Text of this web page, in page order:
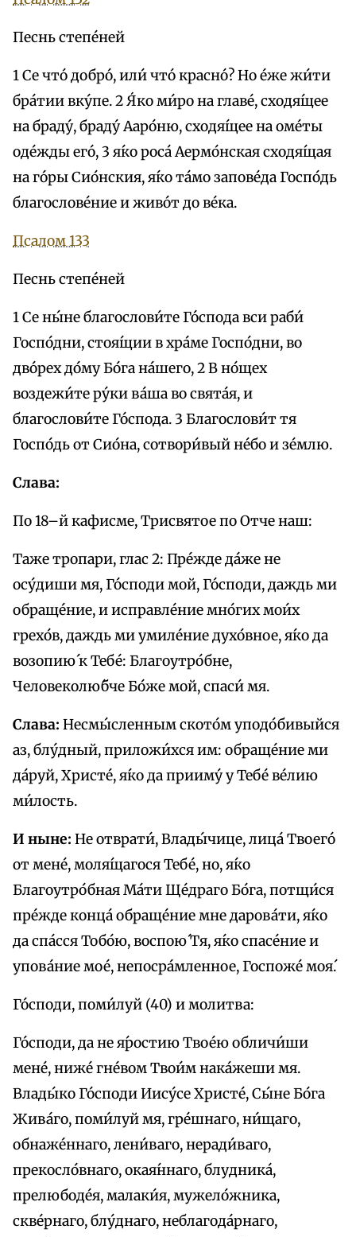
Песнь степе́ней
1 Се что́ добро́, или́ что́ красно́? Но е́же жи́ти
бра́тии вку́пе. 2 Я́ко ми́ро на главе́, сходя́щее
на браду́, браду́ Ааро́ню, сходя́щее на оме́ты
оде́жды eго́, 3 я́ко роса́ Аермо́нская сходя́щая
на го́ры Сио́нския, я́ко та́мо запове́да Госпо́дь
благослове́ние и живо́т до ве́ка.
Псалом 133
Песнь степе́ней
1 Се ны́не благослови́те Го́спода вси раби́
Госпо́дни, стоя́щии в хра́ме Госпо́дни, во
дво́рех до́му Бо́га на́шего, 2 В но́щех
воздежи́те ру́ки ва́ша во свята́я, и
благослови́те Го́спода. 3 Благослови́т тя
Госпо́дь от Сио́на, сотвори́вый не́бо и зе́млю.
Слава:
По 18–й кафисме, Трисвятое по Отче наш:
Таже тропари, глас 2: Пре́жде да́же не
осу́диши мя, Го́споди мой, Го́споди, даждь ми
обраще́ние, и исправле́ние мно́гих мои́х
грехо́в, даждь ми умиле́ние духо́вное, я́ко да
возопию́ к Тебе́: Благоутро́бне,
Человеколю́бче Бо́же мой, спаси́ мя.
Слава: Несмы́сленным ското́м уподо́бивыйся
аз, блу́дный, приложи́хся им: обраще́ние ми
да́руй, Христе́, я́ко да прииму́ у Тебе́ ве́лию
ми́лость.
И ныне: Не отврати́, Влады́чице, лица́ Твоего́
от мене́, моля́щагося Тебе́, но, я́ко
Благоутро́бная Ма́ти Ще́драго Бо́га, потщи́ся
пре́жде конца́ обраще́ние мне дарова́ти, я́ко
да спа́сся Тобо́ю, воспою́ Тя, я́ко спасе́ние и
упова́ние мое́, непосра́мленное, Госпоже́ моя́.
Го́споди, поми́луй (40) и молитва:
Го́споди, да не я́ростию Твое́ю обличи́ши
мене́, ниже́ гне́вом Твои́м нака́жеши мя.
Влады́ко Го́споди Иису́се Христе́, Сы́не Бо́га
Жива́го, поми́луй мя, гре́шнаго, ни́щаго,
обнаже́ннаго, лени́ваго, неради́ваго,
прекосло́внаго, окая́ннаго, блудника́,
прелюбоде́я, малаки́я, мужело́жника,
скве́рнаго, блу́днаго, неблагода́рнаго,